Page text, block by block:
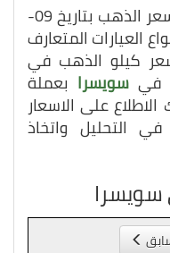
قمنا في هذه الصفحة بعرض سعر الذهب بتاريخ 09-
العيارات المتعارف
كيلو الذهب في
في سويسرا بعملة
على الاسعار
التحليل واتخاذ